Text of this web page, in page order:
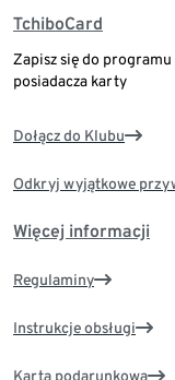
TchiboCard
Zapisz się do
posiadacza karty
Dołącz do Klubu
Odkryj wyjątkowe
Więcej informacji
Regulaminy
Instrukcje obsługi
Karta podarunkowa